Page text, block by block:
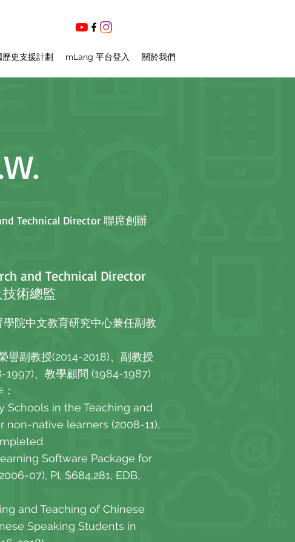
歷史支援計劃 mLang 平台登入 關於我們
Technical Director 聯席創辦
and Technical Director
術總監
院中文教育研究中心兼任副教
譽副教授(2014-2018)、副教授
1997)、教學顧問 (1984-1987)
Schools in the Teaching and
non-native learners (2008-11),
Software Package for
07), PI, $684,281, EDB,
and Teaching of Chinese
Speaking Students in